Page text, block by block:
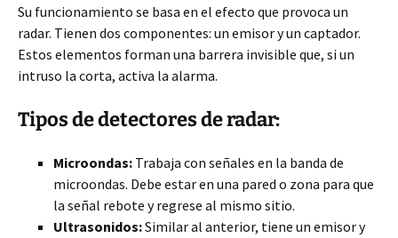
Su funcionamiento se basa en el efecto que provoca un
radar. Tienen dos componentes: un emisor y un captador.
Estos elementos forman una barrera invisible que, si un
intruso la corta, activa la alarma.
Tipos de detectores de radar:
Microondas: Trabaja con señales en la banda de
microondas. Debe estar en una pared o zona para que
la señal rebote y regrese al mismo sitio.
Ultrasonidos:Similar al anterior, tiene un emisor y